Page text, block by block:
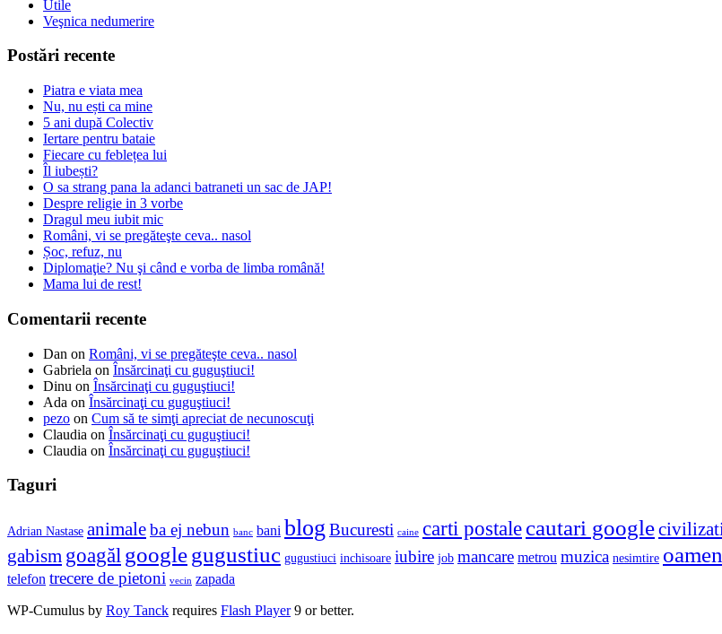
Utile
Veşnica nedumerire
Postări recente
Piatra e viata mea
Nu, nu ești ca mine
5 ani după Colectiv
Iertare pentru bataie
Fiecare cu feblețea lui
Îl iubești?
O sa strang pana la adanci batraneti un sac de JAP!
Despre religie in 3 vorbe
Dragul meu iubit mic
Români, vi se pregăteşte ceva.. nasol
Șoc, refuz, nu
Diplomaţie? Nu şi când e vorba de limba română!
Mama lui de rest!
Comentarii recente
Dan on Români, vi se pregăteşte ceva.. nasol
Gabriela on Însărcinaţi cu guguştiuci!
Dinu on Însărcinaţi cu guguştiuci!
Ada on Însărcinaţi cu guguştiuci!
pezo on Cum să te simţi apreciat de necunoscuţi
Claudia on Însărcinaţi cu guguştiuci!
Claudia on Însărcinaţi cu guguştiuci!
Taguri
Adrian Nastase animaleba ej nebun banc bani blog Bucuresti caine carti postale cautari google
gabism goagăl googlegugustiuc gugustiuci inchisoare iubire job mancare metrou muzica nesimtire
telefon trecere de pietoni vecin zapada
WP-Cumulus by Roy Tanck requires Flash Player9 or better.